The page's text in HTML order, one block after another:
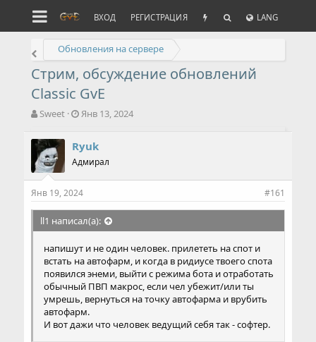
ВХОД РЕГИСТРАЦИЯ LANG
Обновления на сервере
Стрим, обсуждение обновлений
Classic GvE
А
т
о
р
т
е
ы
Sweet
Д
а
н
ч
л
а
Янв 13, 2024
Ryuk
Адмирал
Янв 19, 2024 #161
ll1 написал(а):
напишут и не один человек. прилететь на спот и
встать на автофарм, и когда в ридиусе твоего спота
появился энеми, выйти с режима бота и отработать
обычный ПВП макрос, если чел убежит/или ты
умрешь, вернуться на точку автофарма и врубить
автофарм.
И вот дажи что человек ведущий себя так - софтер.